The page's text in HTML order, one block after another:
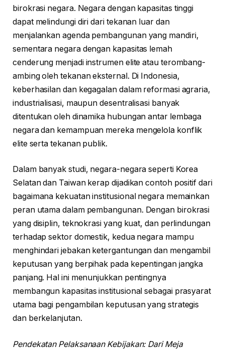
birokrasi negara. Negara dengan kapasitas tinggi
dapat melindungi diri dari tekanan luar dan
menjalankan agenda pembangunan yang mandiri,
sementara negara dengan kapasitas lemah
cenderung menjadi instrumen elite atau terombang-
ambing oleh tekanan eksternal. Di Indonesia,
keberhasilan dan kegagalan dalam reformasi agraria,
industrialisasi, maupun desentralisasi banyak
ditentukan oleh dinamika hubungan antar lembaga
negara dan kemampuan mereka mengelola konflik
elite serta tekanan publik.
Dalam banyak studi, negara-negara seperti Korea
Selatan dan Taiwan kerap dijadikan contoh positif dari
bagaimana kekuatan institusional negara memainkan
peran utama dalam pembangunan. Dengan birokrasi
yang disiplin, teknokrasi yang kuat, dan perlindungan
terhadap sektor domestik, kedua negara mampu
menghindari jebakan ketergantungan dan mengambil
keputusan yang berpihak pada kepentingan jangka
panjang. Hal ini menunjukkan pentingnya
membangun kapasitas institusional sebagai prasyarat
utama bagi pengambilan keputusan yang strategis
dan berkelanjutan.
Pendekatan Pelaksanaan Kebijakan: Dari Meja